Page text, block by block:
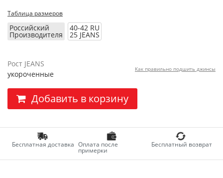
Таблица размеров
Российский
Производителя
40-42 RU
25 JEANS
Рост JEANS
укороченные
Как правильно подшить джинсы
Добавить в корзину
Бесплатная доставка Оплата после
примерки
Бесплатный возврат